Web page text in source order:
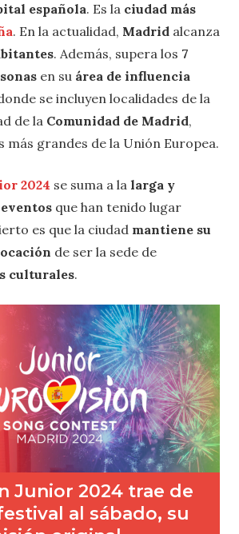
española. Es la ciudad más
. En la actualidad, Madrid alcanza
. Además, supera los 7
en su área de influencia
se incluyen localidades de la
de la Comunidad de Madrid,
más grandes de la Unión Europea.
2024 se suma a la larga y
que han tenido lugar
es que la ciudad mantiene su
de ser la sede de
culturales.